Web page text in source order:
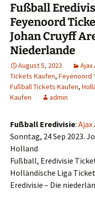
Fußball
Feyenoord
Johan Cruyff
Niederlande
August 5, 2023 Ajax
Tickets Kaufen, Feyenoord
Fußball Tickets Kaufen,
Kaufen
admin
Fußball Eredivisie:
Sonntag, 24 Sep 2023.
Holland
Fußball, Eredivisie
Holländische Liga
Eredivisie – Die